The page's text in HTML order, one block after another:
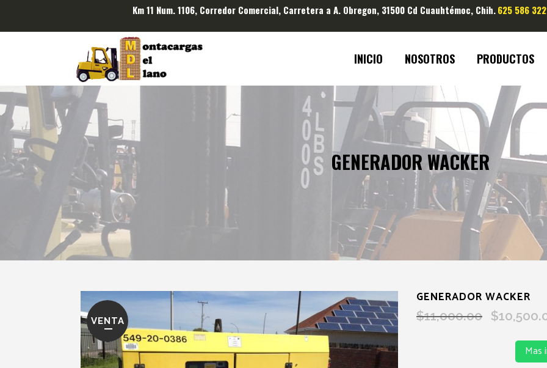
Km 11 Num. 1106, Corredor Comercial, Carretera a A. Obregon, 31500 Cd Cuauhtémoc, Chih. 625 586
INICIO NOSOTROS PRODUCTOS
GENERADOR WACKER
VENTA
GENERADOR WACKER
$11,000.00 Original
$11,000.00.
$
Mas